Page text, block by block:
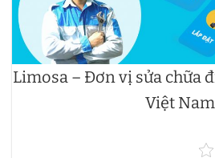
Limosa – Đơn vị sửa chữa
Việt Nam